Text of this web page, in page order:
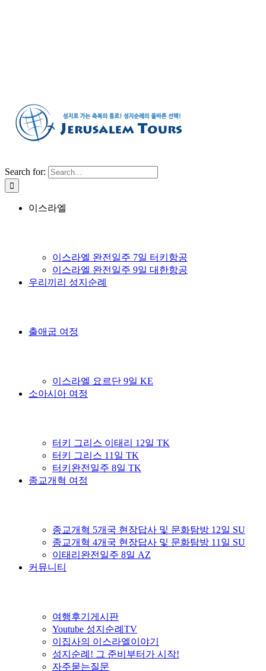
Search for:
이스라엘
이스라엘 완전일주 7일 터키항공
이스라엘 완전일주 9일 대한항공
우리끼리 성지순례
출애굽 여정
이스라엘 요르단 9일 KE
소아시아 여정
터키 그리스 이태리 12일 TK
터키 그리스 11일 TK
터키완전일주 8일 TK
종교개혁 여정
종교개혁 5개국 현장답사 및 문화탐방 12일 SU
종교개혁 4개국 현장답사 및 문화탐방 11일 SU
이태리완전일주 8일 AZ
커뮤니티
여행후기게시판
Youtube 성지순례TV
이집사의 이스라엘이야기
성지순례! 그 준비부터가 시작!
자주묻는질문